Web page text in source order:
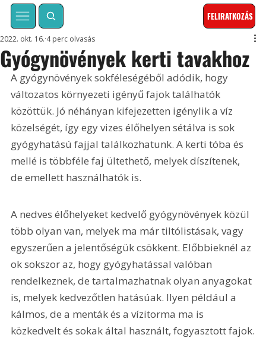
FELIRATKOZÁS
Gyógynövények kerti tavakhoz
2022. okt. 16. 4 perc olvasás
A gyógynövények sokféleségéből adódik, hogy
változatos környezeti igényű fajok találhatók
közöttük. Jó néhányan kifejezetten igénylik a víz
közelségét, így egy vizes élőhelyen sétálva is sok
gyógyhatású fajjal találkozhatunk. A kerti tóba és
mellé is többféle faj ültethető, melyek díszítenek,
de emellett használhatók is.
A nedves élőhelyeket kedvelő gyógynövények közül
több olyan van, melyek ma már tiltólistásak, vagy
egyszerűen a jelentőségük csökkent. Előbbieknél az
ok sokszor az, hogy gyógyhatással valóban
rendelkeznek, de tartalmazhatnak olyan anyagokat
is, melyek kedvezőtlen hatásúak. Ilyen például a
kálmos, de a menták és a vízitorma ma is
közkedvelt és sokak által használt, fogyasztott fajok.